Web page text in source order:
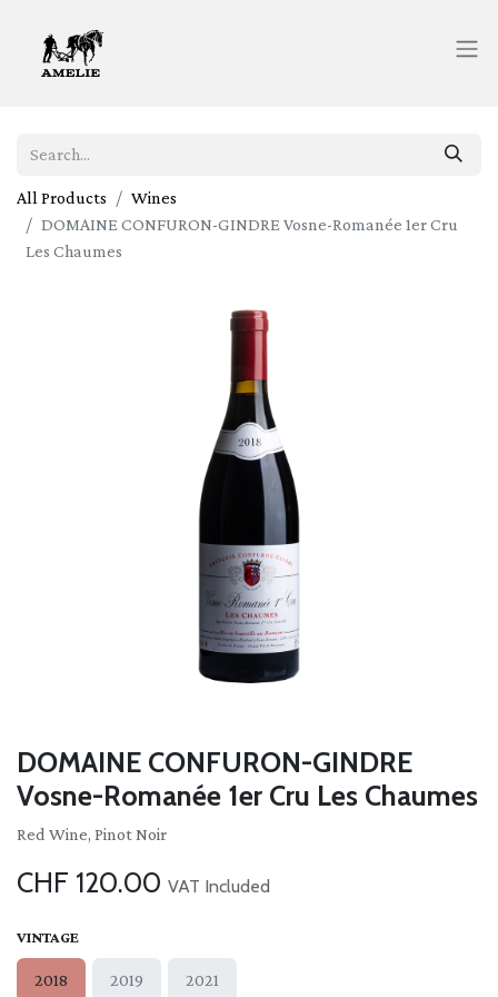
All Products
Wines
DOMAINE CONFURON-GINDRE Vosne-Romanée 1er Cru
Les Chaumes
DOMAINE CONFURON-GINDRE
Vosne-Romanée 1er Cru Les Chaumes
Red Wine, Pinot Noir
CHF 120.00 VAT Included
VINTAGE
2018 2019 2021